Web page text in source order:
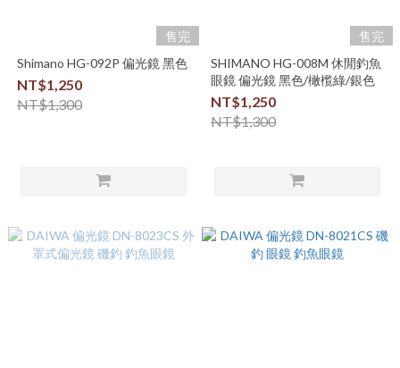
售完
Shimano HG-092P 偏光鏡 黑色
NT$1,250
NT$1,300
售完
SHIMANO HG-008M 休閒釣魚
眼鏡 偏光鏡 黑色/橄㰖綠/銀色
NT$1,250
NT$1,300